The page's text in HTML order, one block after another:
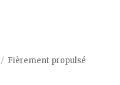
Fièrement propulsé